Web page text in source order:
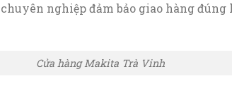
nghiệp đảm bảo giao hàng đúng
Cửa hàng Makita Trà Vinh